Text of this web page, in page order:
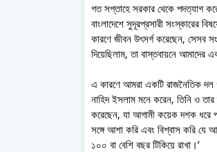
গত সপ্তাহে সরকার থেকে পদত্যাগ
বাংলাদেশে সুদূরপ্রসারী সংস্কারের
কারণে জীবন উৎসর্গ করেছেন, সেসব
দিয়েছিলাম, তা বাস্তবায়নে আমাদের
এ কারণে আমরা একটি রাজনৈতিক দল
নাহিদ ইসলাম মনে করেন, তিনি ও
করেছেন, যা আগামী কয়েক দশক ধরে
সঙ্গে আশা করি এবং বিশ্বাস করি যে
১০০ বা বেশি বছর টিকিয়ে রাখা।’